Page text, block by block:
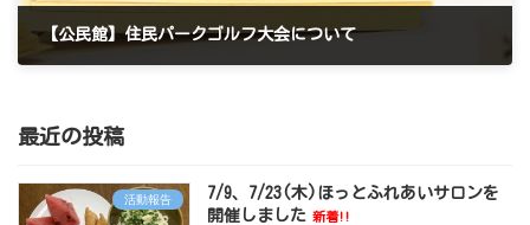
【公民館】住民パークゴルフ大会について
最近の投稿
活動報告
7/9、7/23(木)ほっとふれあいサロンを
開催しました 新着!!